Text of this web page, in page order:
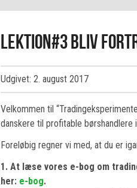
Lektion#3 Bliv
Udgivet: 2. august 2017
Velkommen til
danskere til profitable børshandlere
Foreløbig regner vi med, at du er
1. At læse vores e-bog om
her: e-bog.